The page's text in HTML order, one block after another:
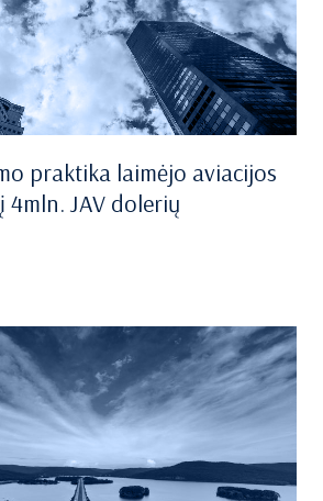
praktika laimėjo aviacijos
JAV dolerių